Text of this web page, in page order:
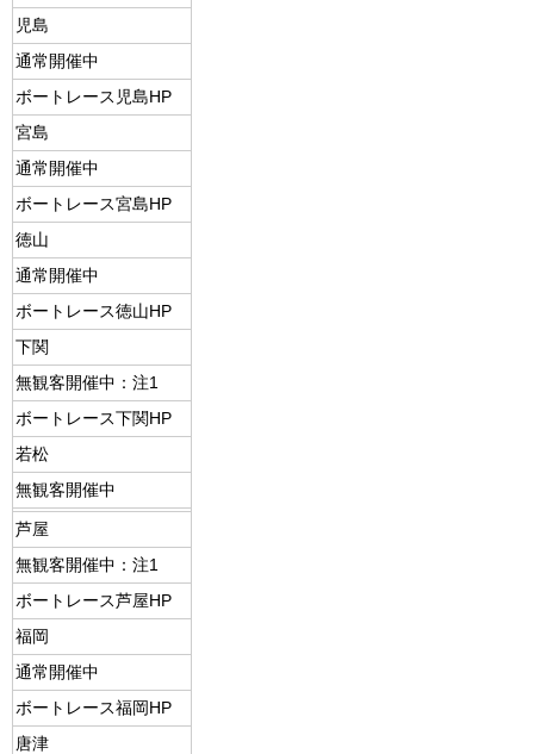
児島
通常開催中
ボートレース児島HP
宮島
通常開催中
ボートレース宮島HP
徳山
通常開催中
ボートレース徳山HP
下関
無観客開催中：注1
ボートレース下関HP
若松
無観客開催中
芦屋
無観客開催中：注1
ボートレース芦屋HP
福岡
通常開催中
ボートレース福岡HP
唐津